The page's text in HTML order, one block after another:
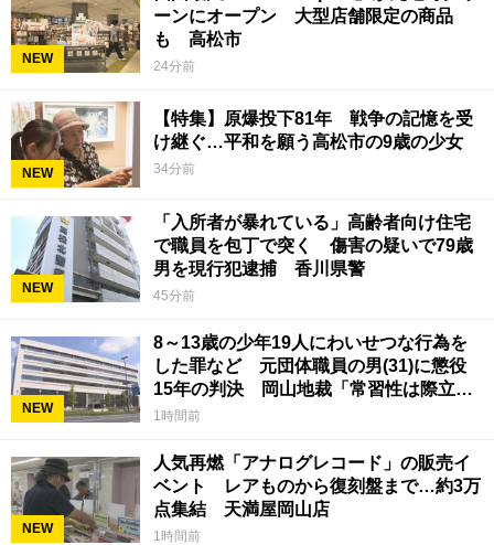
NEW
ーンにオープン 大型店舗限定の商品
も 高松市
24分前
NEW
【特集】原爆投下81年 戦争の記憶を受
け継ぐ…平和を願う高松市の9歳の少女
34分前
NEW
「入所者が暴れている」高齢者向け住宅
で職員を包丁で突く 傷害の疑いで79歳
男を現行犯逮捕 香川県警
45分前
NEW
8～13歳の少年19人にわいせつな行為を
した罪など 元団体職員の男(31)に懲役
15年の判決 岡山地裁「常習性は際立っ
ていて被害結果も非常に重い」
1時間前
NEW
人気再燃「アナログレコード」の販売イ
ベント レアものから復刻盤まで…約3万
点集結 天満屋岡山店
1時間前